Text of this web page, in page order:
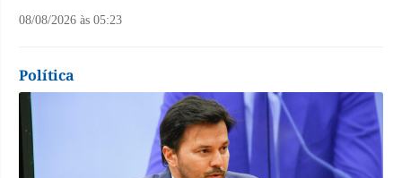
08/08/2026 às 05:23
Política